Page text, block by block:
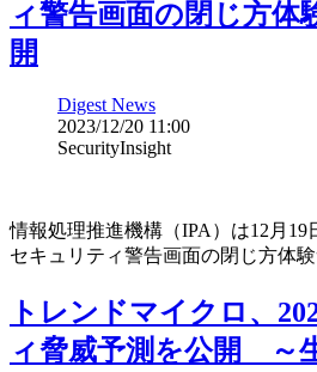
ィ警告画面の閉じ方体
開
Digest News
2023/12/20 11:00
SecurityInsight
情報処理推進機構（IPA）は12月19
セキュリティ警告画面の閉じ方体
トレンドマイクロ、
ィ脅威予測を公開 ～